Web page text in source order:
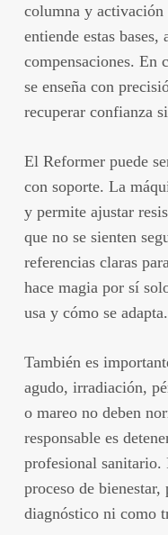
columna y
entiende estas
compensaciones. En
se enseña con
recuperar confianza
El Reformer puede
con soporte. La
y permite ajustar
que no se sienten
referencias claras
hace magia por sí
usa y cómo se adapta.
También es
agudo, irradiación,
o mareo no deben
responsable es
profesional sanitario.
proceso de bienestar,
diagnóstico ni como